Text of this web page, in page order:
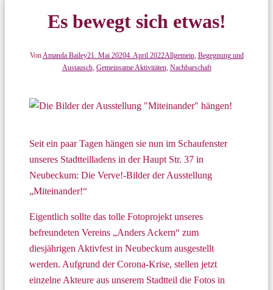
Es bewegt sich etwas!
VonAmanda Bailey21. Mai 20204. April 2022Allgemein, Begegnung und
Austausch, Gemeinsame Aktivitäten, Nachbarschaft
Seit ein paar Tagen hängen sie nun im Schaufenster
unseres Stadtteilladens in der Haupt Str. 37 in
Neubeckum: Die Verve!-Bilder der Ausstellung
„Miteinander!“
Eigentlich sollte das tolle Fotoprojekt unseres
befreundeten Vereins „Anders Ackern“ zum
diesjährigen Aktivfest in Neubeckum ausgestellt
werden. Aufgrund der Corona-Krise, stellen jetzt
einzelne Akteure aus unserem Stadtteil die Fotos in